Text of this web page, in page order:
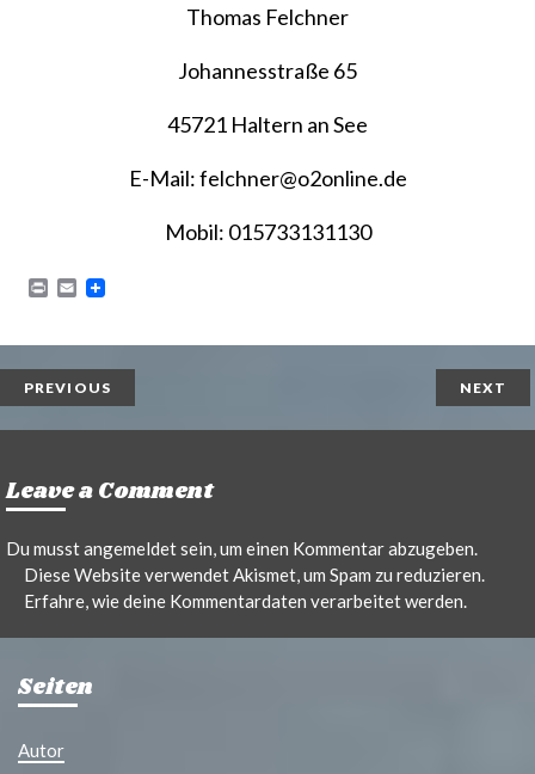
Thomas Felchner
Johannesstraße 65
45721 Haltern an See
E-Mail: felchner@o2online.de
Mobil: 015733131130
P
n
E
i
PREVIOUS NEXT
Leave a Comment
Du musstangemeldetsein, um einen Kommentar abzugeben.
Diese Website verwendet Akismet, um Spam zu reduzieren.
Erfahre, wie deine Kommentardaten verarbeitet werden.
Seiten
Autor